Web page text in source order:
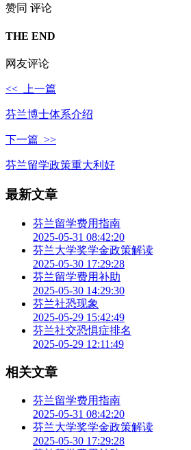
赞同 评论
THE END
网友评论
<< 上一篇
芬兰博士体系介绍
下一篇 >>
芬兰留学政策重大利好
最新文章
芬兰留学费用指南
2025-05-31 08:42:20
芬兰大学奖学金政策解读
2025-05-30 17:29:28
芬兰留学费用补助
2025-05-30 14:29:30
芬兰社恐现象
2025-05-29 15:42:49
芬兰社交恐惧症排名
2025-05-29 12:11:49
相关文章
芬兰留学费用指南
2025-05-31 08:42:20
芬兰大学奖学金政策解读
2025-05-30 17:29:28